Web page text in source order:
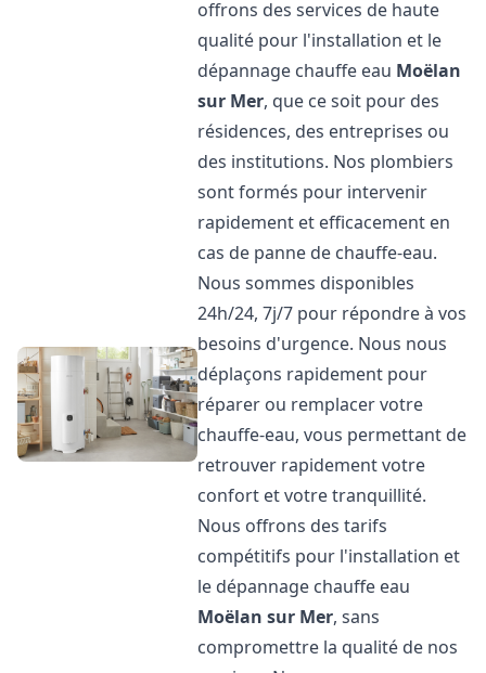
offrons des services de haute
qualité pour l'installation et le
dépannage chauffe eau Moëlan
sur Mer, que ce soit pour des
résidences, des entreprises ou
des institutions. Nos plombiers
sont formés pour intervenir
rapidement et efficacement en
cas de panne de chauffe-eau.
Nous sommes disponibles
24h/24, 7j/7 pour répondre à vos
besoins d'urgence. Nous nous
déplaçons rapidement pour
réparer ou remplacer votre
chauffe-eau, vous permettant de
retrouver rapidement votre
confort et votre tranquillité.
Nous offrons des tarifs
compétitifs pour l'installation et
le dépannage chauffe eau
Moëlan sur Mer, sans
compromettre la qualité de nos